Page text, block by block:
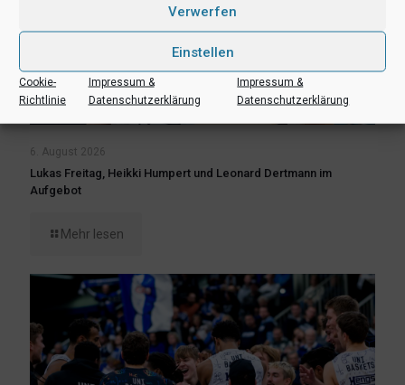
Verwerfen
Einstellen
Cookie-
Richtlinie
Impressum &
Datenschutzerklärung
Impressum &
Datenschutzerklärung
6. August 2026
Lukas Freitag, Heikki Humpert und Leonard Dertmann im
Aufgebot
Mehr lesen